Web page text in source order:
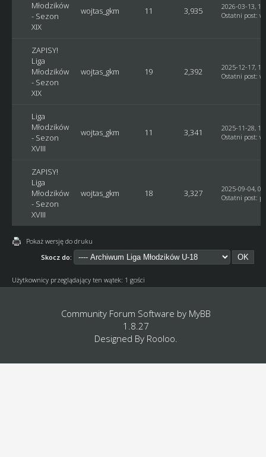
Młodzików
- Sezon
XIX
wojtas_gkm 11 3,935
2026-03-13,
Ostatni post:
ZAPISY!
Liga
Młodzików
- Sezon
XIX
wojtas_gkm 19 2,392
2025-12-17,
Ostatni post:
Liga
Młodzików
- Sezon
XVIII
wojtas_gkm 11 3,341
2025-11-28,
Ostatni post:
ZAPISY!
Liga
Młodzików
- Sezon
XVIII
wojtas_gkm 18 3,327
2025-09-04,
Ostatni post:
Pokaż wersję do druku
Skocz do:
Użytkownicy przeglądający ten wątek: 1 gości
Community Forum Software by MyBB
1.8.27
Designed By Rooloo.